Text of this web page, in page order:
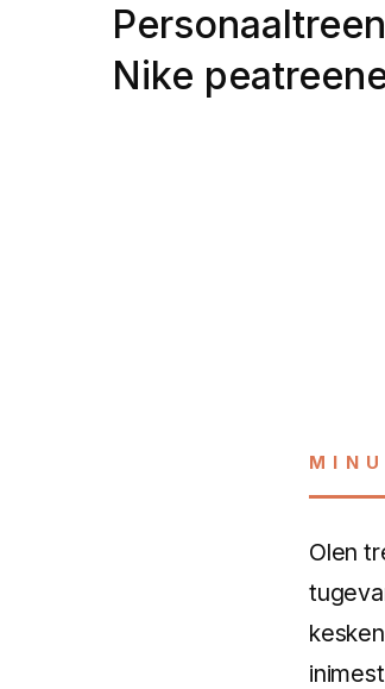
Nike
Olen